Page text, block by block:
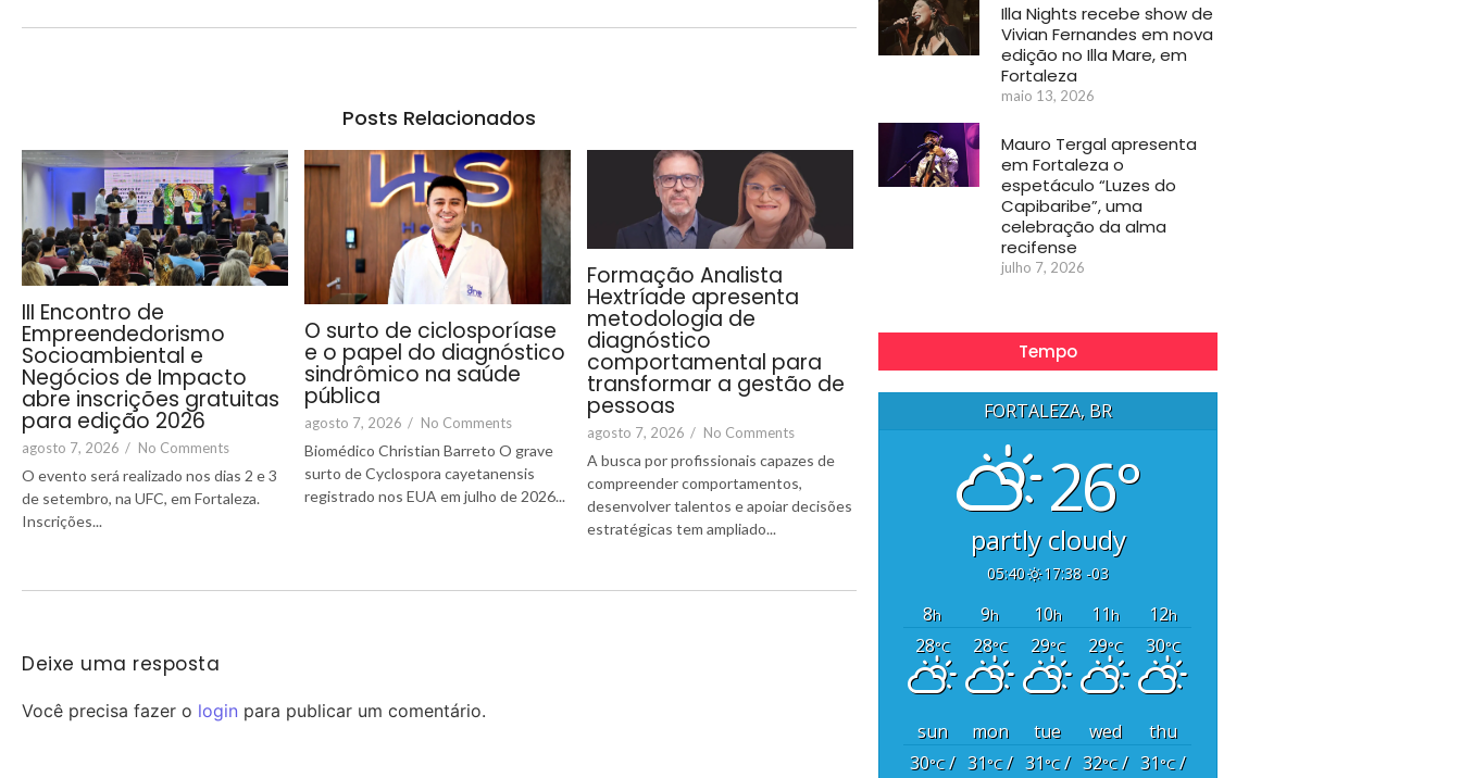
Posts Relacionados
III Encontro de
Empreendedorismo
Socioambiental e
Negócios de Impacto
abre inscrições gratuitas
para edição 2026
agosto 7, 2026 / No Comments
O evento será realizado nos dias 2 e 3
de setembro, na UFC, em Fortaleza.
Inscrições...
O surto de ciclosporíase
e o papel do diagnóstico
sindrômico na saúde
pública
agosto 7, 2026 / No Comments
Biomédico Christian Barreto O grave
surto de Cyclospora cayetanensis
registrado nos EUA em julho de 2026...
Formação Analista
Hextríade apresenta
metodologia de
diagnóstico
comportamental para
transformar a gestão de
pessoas
agosto 7, 2026 / No Comments
A busca por profissionais capazes de
compreender comportamentos,
desenvolver talentos e apoiar decisões
estratégicas tem ampliado...
Deixe uma resposta
Você precisa fazer o login para publicar um comentário.
Illa Nights recebe show de
Vivian Fernandes em nova
edição no Illa Mare, em
Fortaleza
maio 13, 2026
Mauro Tergal apresenta
em Fortaleza o
espetáculo “Luzes do
Capibaribe”, uma
celebração da alma
recifense
julho 7, 2026
Tempo
FORTALEZA, BR
26°
partly cloudy
05:40 17:38 -03
8h 9h 10h 11h 12h
28°C 28°C 29°C 29°C 30°C
sun mon tue wed
thu
30°C/ 31°C/ 31°C/ 32°C/ 31°C/